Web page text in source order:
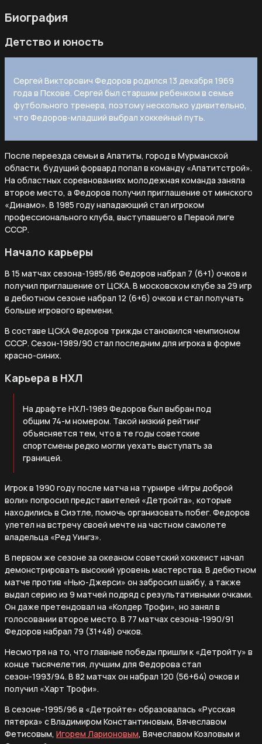
Биография
Детство и юность
Сергей Викторович Федоров родился 13 декабря 1969
года в Пскове. Сергей был старшим ребенком в семье
футбольного тренера, поэтому несколько удивительно,
что Федоров-младший выбрал хоккейный путь.
После переезда семьи в Апатиты, город в Мурманской
области, будущий форвард попал в команду «Апатитстрой».
На областных соревнованиях молодежная команда заняла
второе место, а Федоров получил приглашение от минского
«Динамо». В 1985 году нападающий стал игроком
профессионального клуба, выступавшего в Первой лиге
СССР.
Начало карьеры
В 15 матчах сезона-1985/86 Федоров набрал 7 (6+1) очков и
получил приглашение от ЦСКА. В московском клубе за 29 игр
в дебютном сезоне набрал 12 (6+6) очков и стал получать
больше игрового времени.
В составе ЦСКА Федоров трижды становился чемпионом
СССР. Сезон-1989/90 стал последним для игрока в форме
красно-синих.
Карьера в НХЛ
На драфте НХЛ-1989 Федоров был выбран под
общим 74-м номером. Такой низкий рейтинг
объясняется тем, что в те годы советские
спортсмены редко могли уехать выступать за
границей.
Игрок в 1990 году после матча на турнире «Игры доброй
воли» попросил представителей «Детройта», которые
находились в Сиэтле, помочь организовать побег. Федоров
улетел на встречу своей мечте на частном самолете
владельца «Ред Уингз».
В первом же сезоне за океаном советский хоккеист начал
демонстрировать высокий уровень мастерства. В дебютном
матче против «Нью-Джерси» он забросил шайбу, а также
выдал серию из 9 матчей подряд с результативными очками.
Он даже претендовал на «Колдер Трофи», но занял в
голосовании второе место. В 77 матчах сезона-1990/91
Федоров набрал 79 (31+48) очков.
Несмотря на то, что главные победы пришли к «Детройту» в
конце тысячелетия, лучшим для Федорова стал
сезон-1993/94. В 82 матчах он набрал 120 (56+64) очков и
получил «Харт Трофи».
В сезоне-1995/96 в «Детройте» образовалась «Русская
пятерка» с Владимиром Константиновым, Вячеславом
Фетисовым, Игорем Ларионовым, Вячеславом Козловым и